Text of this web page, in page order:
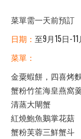
菜單需一天前預訂
日期：至9月15日-
菜單：
金粟蝦餅，四喜烤
蟹粉竹笙海皇燕窩
清蒸大閘蟹
紅燒鮑魚鵝掌花菇
蟹粉芙蓉三鮮蟹斗